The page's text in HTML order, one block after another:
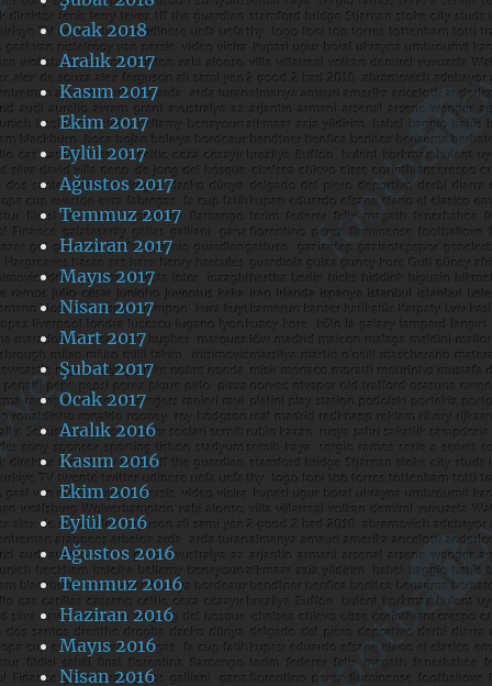
Ocak 2018
Aralık 2017
Kasım 2017
Ekim 2017
Eylül 2017
Ağustos 2017
Temmuz 2017
Haziran 2017
Mayıs 2017
Nisan 2017
Mart 2017
Şubat 2017
Ocak 2017
Aralık 2016
Kasım 2016
Ekim 2016
Eylül 2016
Ağustos 2016
Temmuz 2016
Haziran 2016
Mayıs 2016
Nisan 2016